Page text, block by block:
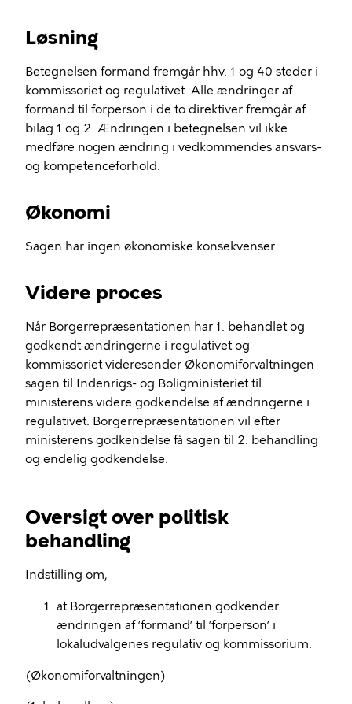
Løsning
Betegnelsen formand fremgår hhv. 1 og 40 steder i
kommissoriet og regulativet. Alle ændringer af
formand til forperson i de to direktiver fremgår af
bilag 1 og 2. Ændringen i betegnelsen vil ikke
medføre nogen ændring i vedkommendes ansvars-
og kompetenceforhold.
Økonomi
Sagen har ingen økonomiske konsekvenser.
Videre proces
Når Borgerrepræsentationen har 1. behandlet og
godkendt ændringerne i regulativet og
kommissoriet videresender Økonomiforvaltningen
sagen til Indenrigs- og Boligministeriet til
ministerens videre godkendelse af ændringerne i
regulativet. Borgerrepræsentationen vil efter
ministerens godkendelse få sagen til 2. behandling
og endelig godkendelse.
Oversigt over politisk
behandling
Indstilling om,
at Borgerrepræsentationen godkender
ændringen af ’formand’ til ’forperson’ i
lokaludvalgenes regulativ og kommissorium.
(Økonomiforvaltningen)